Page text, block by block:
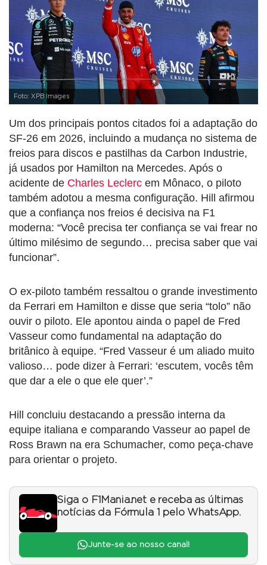
Foto: XPB Images
Um dos principais pontos citados foi a adaptação do
SF-26 em 2026, incluindo a mudança no sistema de
freios para discos e pastilhas da Carbon Industrie,
já usados por Hamilton na Mercedes. Após o
acidente de Charles Leclerc em Mônaco, o piloto
também adotou a mesma configuração. Hill afirmou
que a confiança nos freios é decisiva na F1
moderna: “Você precisa ter confiança se vai frear no
último milésimo de segundo… precisa saber que vai
funcionar”.
O ex-piloto também ressaltou o grande investimento
da Ferrari em Hamilton e disse que seria “tolo” não
ouvir o piloto. Ele apontou ainda o papel de Fred
Vasseur como fundamental na adaptação do
britânico à equipe. “Fred Vasseur é um aliado muito
valioso… pode dizer à Ferrari: ‘escutem, vocês têm
que dar a ele o que ele quer’.”
Hill concluiu destacando a pressão interna da
equipe italiana e comparando Vasseur ao papel de
Ross Brawn na era Schumacher, como peça-chave
para orientar o projeto.
Siga o F1Mania.net e receba as últimas
notícias da Fórmula 1 pelo WhatsApp.
Junte-se ao nosso canal!